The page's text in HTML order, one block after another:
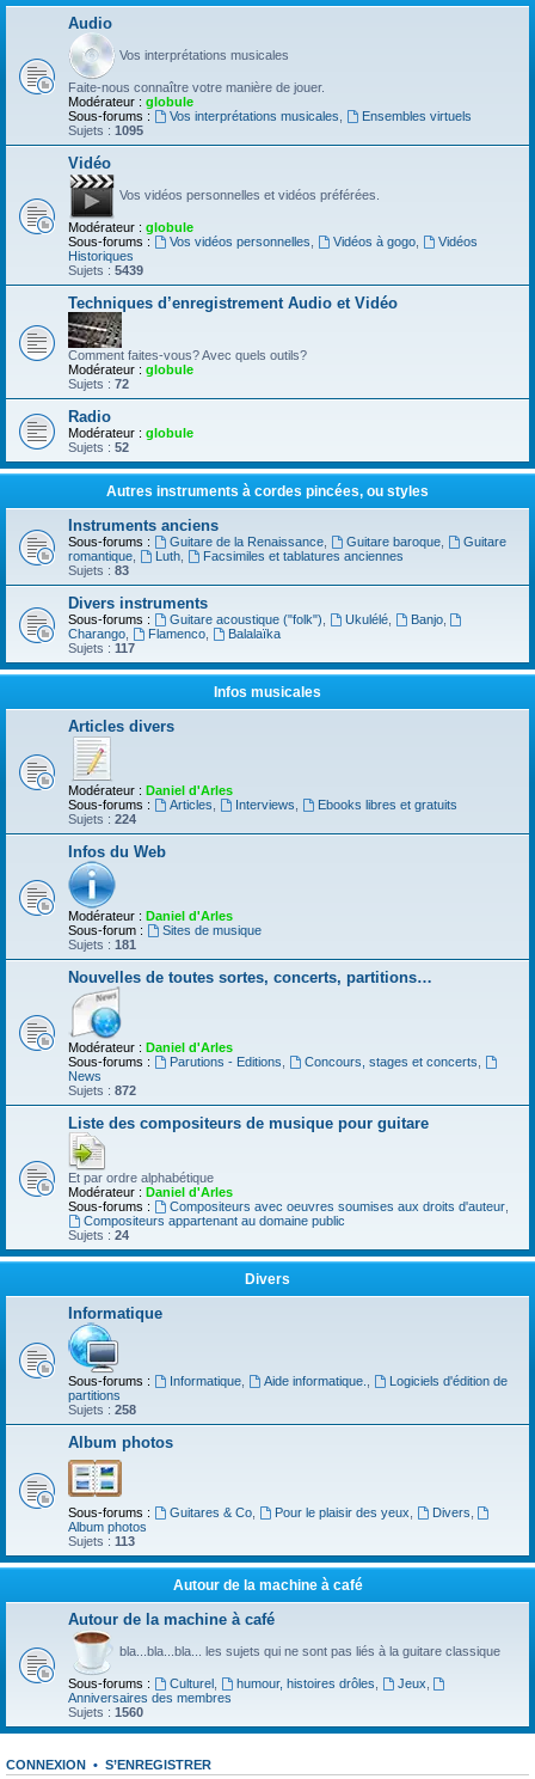
Audio
Vos interprétations musicales
Faite-nous connaître votre manière de jouer.
Modérateur : globule
Sous-forums :
Vos interprétations musicales
Ensembles virtuels
Sujets : 1095
Vidéo
Vos vidéos personnelles et vidéos préférées.
Modérateur : globule
Sous-forums :
Vos vidéos personnelles Vidéos à gogo,
Vidéos
Historiques
Sujets : 5439
Techniques d’enregistrement Audio et Vidéo
Comment faites-vous? Avec quels outils?
Modérateur : globule
Sujets : 72
Radio
Modérateur : globule
Sujets : 52
Autres instruments à cordes pincées, ou styles
Instruments anciens
Sous-forums : Guitare de la Renaissance, Guitare baroque,
Guitare
romantique
Luth,
Facsimiles et tablatures anciennes
Sujets : 83
Divers instruments
Sous-forums : Guitare acoustique ("folk") Ukulélé, Banjo,
Charango
Flamenco,
Balalaïka
Sujets : 117
Infos musicales
Articles divers
Modérateur : Daniel d'Arles
Sous-forums :
Articles Interviews
Ebooks libres et gratuits
Sujets : 224
Infos du Web
Modérateur : Daniel d'Arles
Sous-forum :
Sites de musique
Sujets : 181
Nouvelles de toutes sortes, concerts, partitions…
Modérateur : Daniel d'Arles
Sous-forums :
Parutions - Editions Concours, stages et concerts
News
Sujets : 872
Liste des compositeurs de musique pour guitare
Et par ordre alphabétique
Modérateur : Daniel d'Arles
Sous-forums :
Compositeurs avec oeuvres soumises aux droits d'auteur,
Compositeurs appartenant au domaine public
Sujets : 24
Divers
Informatique
Sous-forums : Informatique, Aide informatique.
Logiciels d'édition de
partitions
Sujets : 258
Album photos
Sous-forums : Guitares & Co, Pour le plaisir des yeux Divers
Album photos
Sujets : 113
Autour de la machine à café
Autour de la machine à café
bla...bla...bla... les sujets qui ne sont pas liés à la guitare classique
Sous-forums : Culturel, humour, histoires drôles Jeux
Anniversaires des membres
Sujets : 1560
CONNEXION • S’ENREGISTRER